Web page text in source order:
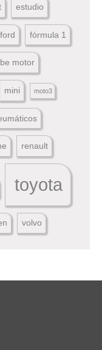
estudio
ford fórmula 1
motor
mini moto3
renault
toyota
volvo